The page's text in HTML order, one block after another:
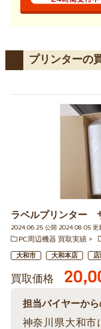
プリンターの
ラベルプリンター
2024.06.25 公開 2024.08.05 更
PC周辺機器 買取実績
大和市 大和本店 店
買取価格
担当バイヤーから
神奈川県大和市